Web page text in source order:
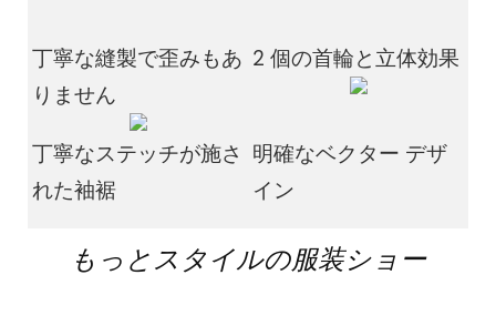
丁寧な縫製で歪みもあ
りません
2 個の首輪と立体効果
丁寧なステッチが施さ
れた袖裾
明確なベクター デザ
イン
もっとスタイルの服装ショー